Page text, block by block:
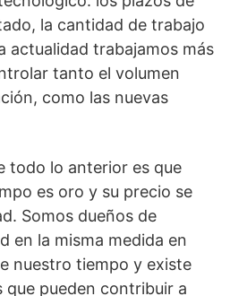
la cantidad de trabajo
actualidad trabajamos más
tanto el volumen
como las nuevas
todo lo anterior es que
es oro y su precio se
Somos dueños de
en la misma medida en
nuestro tiempo y existe
que pueden contribuir a